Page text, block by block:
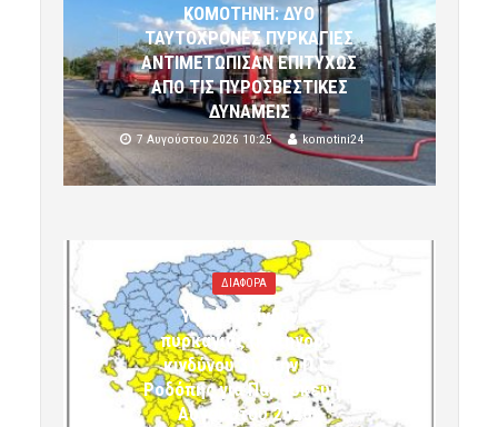
ΚΟΜΟΤΗΝΗ: ΔΥΟ
ΤΑΥΤΟΧΡΟΝΕΣ ΠΥΡΚΑΓΙΕΣ
ΑΝΤΙΜΕΤΩΠΙΣΑΝ ΕΠΙΤΥΧΩΣ
ΑΠΟ ΤΙΣ ΠΥΡΟΣΒΕΣΤΙΚΕΣ
ΔΥΝΑΜΕΙΣ
7 Αυγούστου 2026 10:25 komotini24
ΔΙΑΦΟΡΑ
Υψηλός κίνδυνος
πυρκαγιάς (κατηγορία
κινδύνου 3) στην Π.Ε.
Ροδόπης για Παρασκευή 7
Αυγούστου 2026»